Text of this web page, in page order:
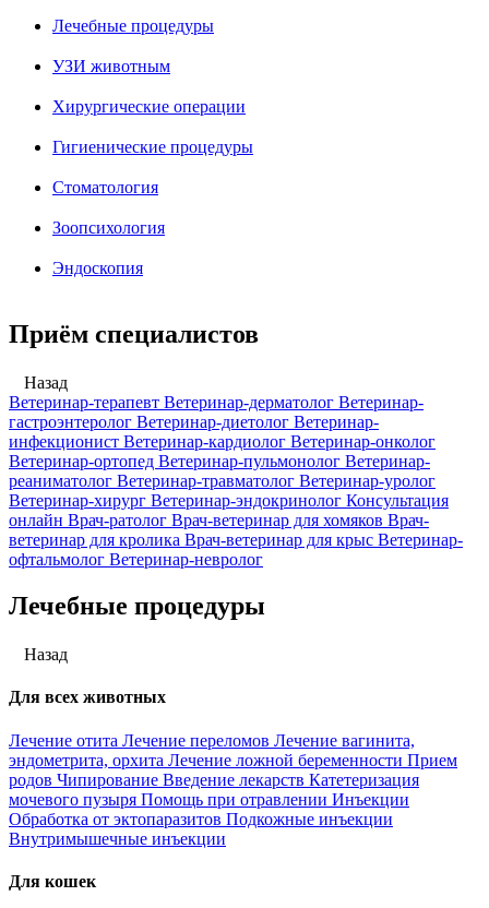
Лечебные процедуры
УЗИ животным
Хирургические операции
Гигиенические процедуры
Стоматология
Зоопсихология
Эндоскопия
Приём специалистов
Назад
Ветеринар-терапевт Ветеринар-дерматолог Ветеринар-
гастроэнтеролог Ветеринар-диетолог Ветеринар-
инфекционист Ветеринар-кардиолог Ветеринар-онколог
Ветеринар-ортопед Ветеринар-пульмонолог Ветеринар-
реаниматолог Ветеринар-травматолог Ветеринар-уролог
Ветеринар-хирург Ветеринар-эндокринолог Консультация
онлайн Врач-ратолог Врач-ветеринар для хомяков Врач-
ветеринар для кролика Врач-ветеринар для крыс Ветеринар-
офтальмолог Ветеринар-невролог
Лечебные процедуры
Назад
Для всех животных
Лечение отита Лечение переломов Лечение вагинита,
эндометрита, орхита Лечение ложной беременности Прием
родов Чипирование Введение лекарств Катетеризация
мочевого пузыря Помощь при отравлении Инъекции
Обработка от эктопаразитов Подкожные инъекции
Внутримышечные инъекции
Для кошек